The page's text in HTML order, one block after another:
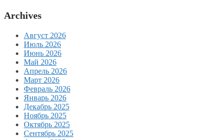
Archives
Август 2026
Июль 2026
Июнь 2026
Май 2026
Апрель 2026
Март 2026
Февраль 2026
Январь 2026
Декабрь 2025
Ноябрь 2025
Октябрь 2025
Сентябрь 2025